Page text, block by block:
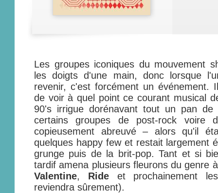
Les groupes iconiques du mouvement
les doigts d'une main, donc lorsque
revenir, c'est forcément un événement.
de voir à quel point ce courant musical
90's irrigue dorénavant tout un pan
certains groupes de post-rock voire
copieusement abreuvé – alors qu'il
quelques happy few et restait largement
grunge puis de la brit-pop. Tant et si
tardif amena plusieurs fleurons du genre
Valentine, Rideet prochainement
reviendra sûrement).